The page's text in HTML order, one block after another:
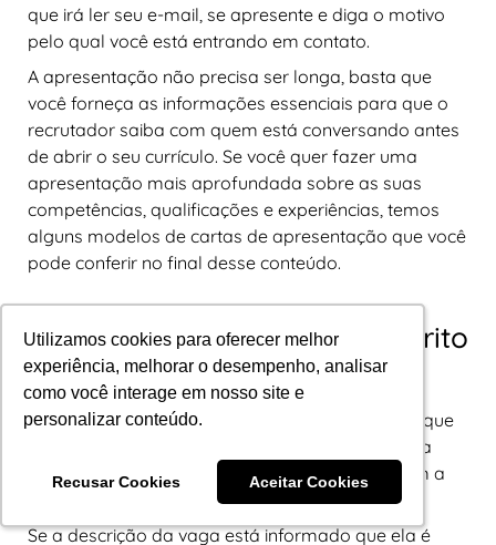
Utilizamos cookies para oferecer melhor
experiência, melhorar o desempenho, analisar
como você interage em nosso site e
personalizar conteúdo.
Recusar Cookies Aceitar Cookies
Utilizamos cookies para oferecer melhor
experiência, melhorar o desempenho, analisar
como você interage em nosso site e
personalizar conteúdo.
Recusar Cookies Aceitar Cookies
que irá ler seu e-mail, se apresente e diga o motivo
pelo qual você está entrando em contato.
A apresentação não precisa ser longa, basta que
você forneça as informações essenciais para que o
recrutador saiba com quem está conversando antes
de abrir o seu currículo. Se você quer fazer uma
apresentação mais aprofundada sobre as suas
competências, qualificações e experiências, temos
alguns modelos de cartas de apresentação que você
pode conferir no final desse conteúdo.
3. Se atente ao que está descrito
na vaga
Se você encontrou uma vaga em uma empresa que
te interessa mas você não está apto para aquela
vaga, é melhor não se candidatar. E isso não tem a
ver apenas com a senioridade de um cargo.
Se a descrição da vaga está informado que ela é